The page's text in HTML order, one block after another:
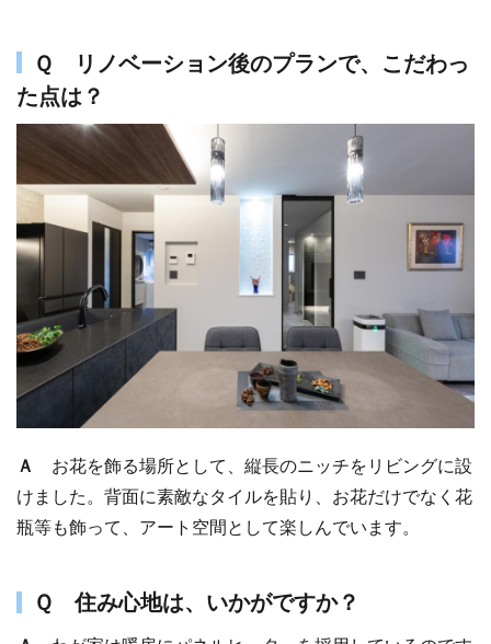
Ｑ リノベーション後のプランで、こだわっ
た点は？
Ａ
お花を飾る場所として、縦長のニッチをリビングに設
けました。背面に素敵なタイルを貼り、お花だけでなく花
瓶等も飾って、アート空間として楽しんでいます。
Ｑ 住み心地は、いかがですか？